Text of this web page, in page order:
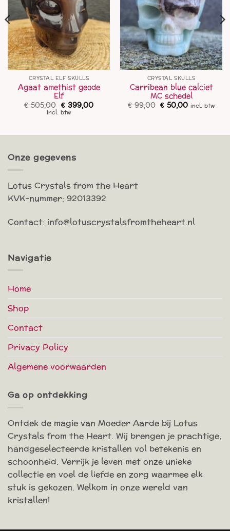
CRYSTAL ELF SKULLS
Agaat amethist geode
Elf
€505,00 Oorspronkelijke
prijs
was:
€399,00Huidige
prijs
incl. btw
CRYSTAL SKULLS
Carribean blue calciet
MC schedel
€99,00 Oorspronkelijke
prijs
€ 50,00Huidige
prijs
incl. btw
Onze gegevens
Lotus Crystals from the Heart
KVK-nummer: 92013392
Contact: info@lotuscrystalsfromtheheart.nl
Navigatie
Home
Shop
Contact
Privacy Policy
Algemene voorwaarden
Ga op ontdekking
Ontdek de magie van Moeder Aarde bij Lotus
Crystals from the Heart. Wij brengen je prachtige,
handgeselecteerde kristallen vol betekenis en
schoonheid. Verrijk je leven met onze unieke
collectie en voel de liefde en zorg waarmee elk
stuk is gekozen. Welkom in onze wereld van
kristallen!